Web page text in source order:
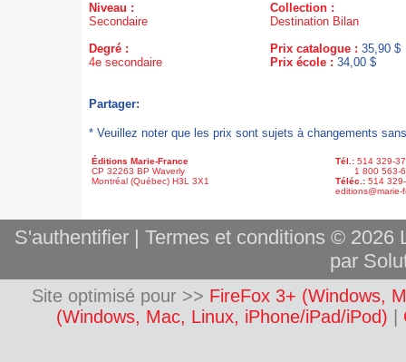
Niveau :
Secondaire
Degré :
4e secondaire
Collection :
Destination Bilan
Prix catalogue : 35,90 $
Prix école : 34,00 $
Partager:
* Veuillez noter que les prix sont sujets à changements
Éditions Marie-France
CP 32263 BP Waverly
Montréal (Québec) H3L 3X1
Tél.: 514 329-
1 800 563-
Téléc.: 514
editions@marie-
S'authentifier| Termes et conditions © 2026
par
Site optimisé pour >> FireFox 3+ (Windows,
(Windows, Mac, Linux, iPhone/iPad/iPod)